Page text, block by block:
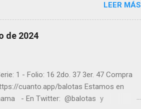
las mejores loterías millonarias y de
a: goo.gl/5Y2qt Felicidades a todos
Suerte" para el próximo sorteo,
conocer los datos que le ayudaran a
LEER MÁS
de 2024
1 - Folio: 16 2do. 37 3er. 47 Compra
cuanto.app/balotas Estamos en
- En Twitter: @balotas y